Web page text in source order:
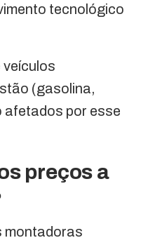
tecnológico
(gasolina,
afetados por esse
preços a
montadoras